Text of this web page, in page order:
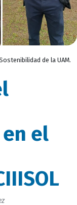
de la UAM.
el